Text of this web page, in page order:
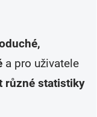
a pro uživatele
různé statistiky